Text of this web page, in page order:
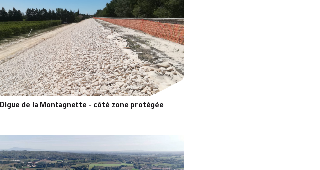
Digue de la Montagnette – côté zone protégée